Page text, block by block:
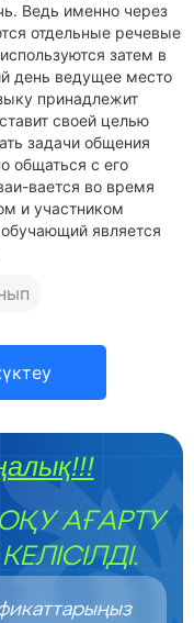
Ведь именно через
отдельные речевые
затем в
день ведущее место
принадлежит
своей целью
задачи общения
общаться с его
вается во время
и участником
является
АҒАРТУ